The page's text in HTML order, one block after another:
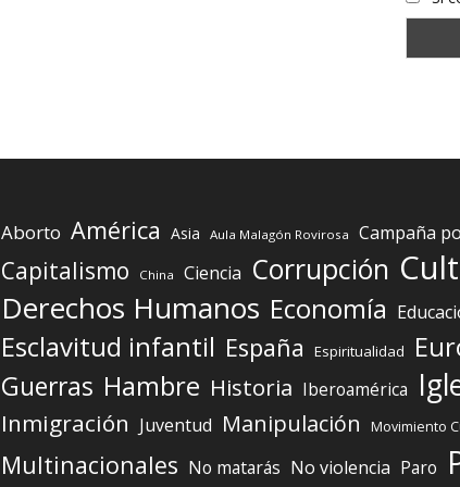
Aborto América Asia Aula Malagón Rovirosa Campaña
Capitalismo China Ciencia Corrupción
Derechos Humanos Economía
Esclavitud infantil España Espiritualidad
Guerras Hambre Historia Iberoamérica
Inmigración Juventud Manipulación Movimiento
Multinacionales No matarás No violencia Paro